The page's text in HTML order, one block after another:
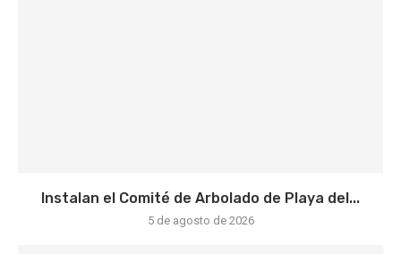
Instalan el Comité de Arbolado de Playa del...
5 de agosto de 2026